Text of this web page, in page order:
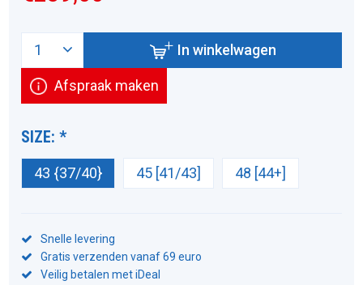
In winkelwagen
Afspraak maken
SIZE:*
43 {37/40} 45 [41/43] 48 [44+]
Snelle levering
Gratis verzenden vanaf 69 euro
Veilig betalen met iDeal